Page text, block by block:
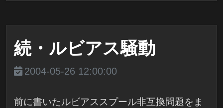
続・ルビアス騒動
2004-05-26 12:00:00
前に書いたルビアススプール非互換問題をま